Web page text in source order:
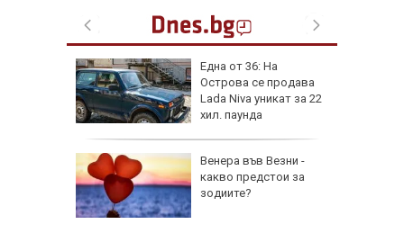
Една от 36: На
Острова се продава
Lada Niva уникат за 22
хил. паунда
Венера във Везни -
какво предстои за
зодиите?